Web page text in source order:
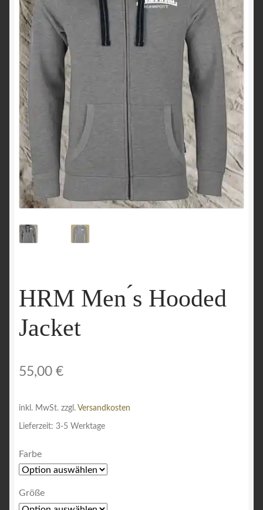
Kasse
Kontakt
Mein Konto
Sample Page
Shop
Sie möchten eigene Motive . Dann Schau Hier
HRM Men ́s Hooded
Jacket
55,00 €
inkl. MwSt. zzgl. Versandkosten
Lieferzeit: 3-5 Werktage
Farbe
Größe